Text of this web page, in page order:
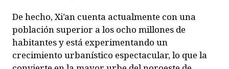
De hecho, Xi’an cuenta actualmente con una
población superior a los ocho millones de
habitantes y está experimentando un
crecimiento urbanístico espectacular, lo que la